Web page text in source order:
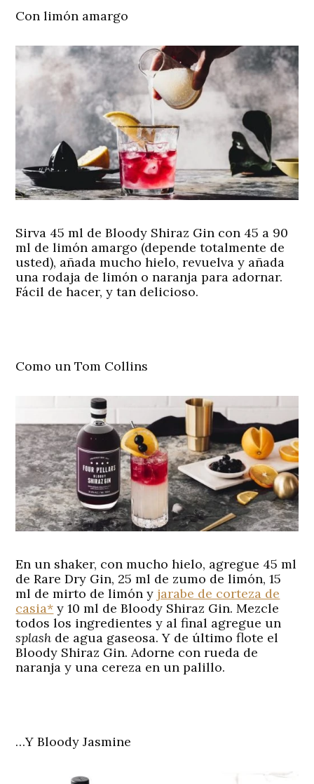
Con limón amargo
Sirva 45 ml de Bloody Shiraz Gin con 45 a 90
ml de limón amargo (depende totalmente de
usted), añada mucho hielo, revuelva y añada
una rodaja de limón o naranja para adornar.
Fácil de hacer, y tan delicioso.
Como un Tom Collins
En un shaker, con mucho hielo, agregue 45 ml
de Rare Dry Gin, 25 ml de zumo de limón, 15
ml de mirto de limón y jarabe de corteza de
casia* y 10 ml de Bloody Shiraz Gin. Mezcle
todos los ingredientes y al final agregue un
splash de agua gaseosa. Y de último flote el
Bloody Shiraz Gin. Adorne con rueda de
naranja y una cereza en un palillo.
…Y Bloody Jasmine